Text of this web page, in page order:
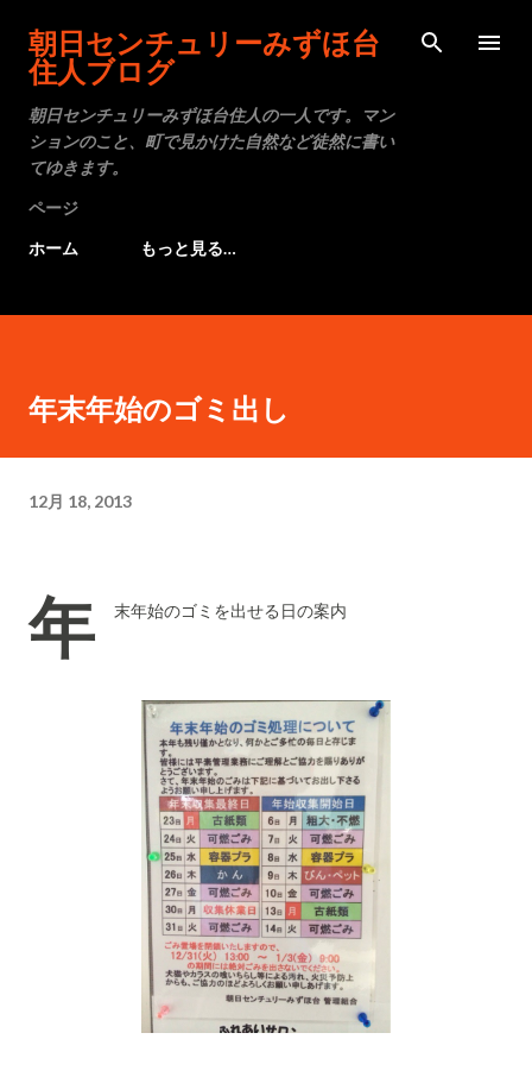
スキップしてメイン コンテンツに移動
朝日センチュリーみずほ台
住人ブログ
朝日センチュリーみずほ台住人の一人です。マン
ションのこと、町で見かけた自然など徒然に書い
てゆきます。
ページ
ホーム
もっと見る…
年末年始のゴミ出し
12月 18, 2013
年 末年始のゴミを出せる日の案内